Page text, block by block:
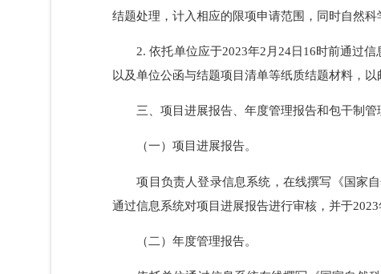
结题处理，计入相应的限项申请范围，同时
2. 依托单位应于2023年2月24日16时前通
以及单位公函与结题项目清单等纸质结题材料